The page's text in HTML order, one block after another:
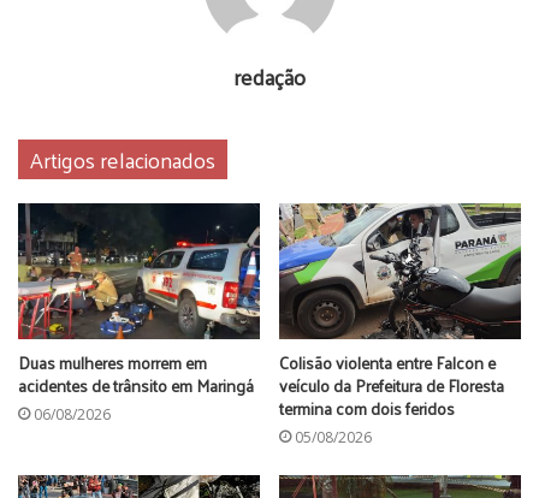
redação
Artigos relacionados
Duas mulheres morrem em
acidentes de trânsito em Maringá
06/08/2026
Colisão violenta entre Falcon e
veículo da Prefeitura de Floresta
termina com dois feridos
05/08/2026